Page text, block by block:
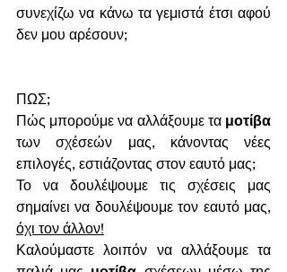
συνεχίζω να κάνω τα γεμιστά έτσι αφού
δεν μου αρέσουν;
ΠΩΣ;
Πώς μπορούμε να αλλάξουμε τα μοτίβα
των σχέσεών μας, κάνοντας νέες
επιλογές, εστιάζοντας στον εαυτό μας;
Το να δουλέψουμε τις σχέσεις μας
όχι τον άλλον!
Καλούμαστε λοιπόν να αλλάξουμε τα